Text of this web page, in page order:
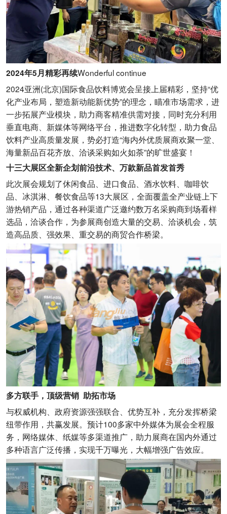
2024年5月精彩再续Wonderful continue
2024亚洲(北京)国际食品饮料博览会呈接上届精彩，坚持“优
化产业布局，塑造新动能新优势”的理念，瞄准市场需求，进
一步拓展产业模块，助力商客精准供需对接，同时充分利用
垂直电商、新媒体等网络平台，推进数字化转型，助力食品
饮料产业高质量发展，势必打造“海内外优质展商欢聚一堂、
海量新品百花齐放、洽谈采购如火如荼”的旷世盛宴！
十三大展区全新企划前沿技术、万款新品首发首秀
此次展会规划了休闲食品、进口食品、酒水饮料、咖啡饮
品、冰淇淋、餐饮食品等13大展区，全面覆盖全产业链上下
游热销产品，通过各种渠道广泛邀约数万名采购商到场看样
选品，洽谈合作，为参展商创造大量的交易、洽谈机会，筑
造高品质、强效果、重交易的商贸合作桥梁。
多方联手，顶级营销 助拓市场
与权威机构、政府资源强强联合、优势互补，充分发挥桥梁
纽带作用，共赢发展。预计100多家中外媒体为展会全程服
务，网络媒体、纸媒等多渠道推广，助力展商在国内外通过
多种语言广泛传播，实现千万曝光，大幅增强广告效应。